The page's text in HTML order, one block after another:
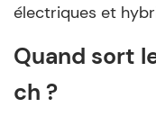
électriques et
Quand sort
ch ?